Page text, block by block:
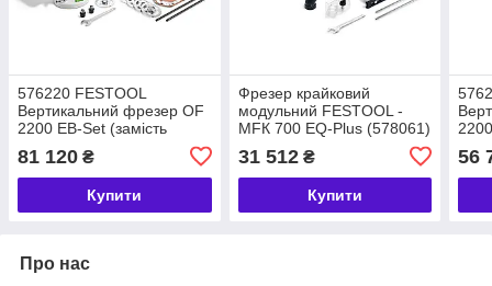
576220 FESTOOL
Вертикальний фрезер OF
2200 EB-Set (замість
81 120 ₴
Купити
Фрезер крайковий
модульний FESTOOL -
MFК 700 ЕQ-Plus (578061)
31 512₴
Купити
56
Про нас